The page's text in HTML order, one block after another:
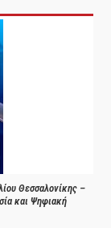
Θεσσαλονίκης –
και Ψηφιακή